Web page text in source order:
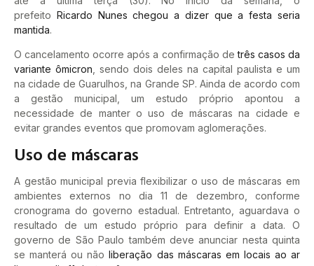
prefeito Ricardo Nunes chegou a dizer que a festa seria
mantida.
O cancelamento ocorre após a confirmação detrês casos da
variante ômicron , sendo dois deles na capital paulista e um
na cidade de Guarulhos, na Grande SP. Ainda de acordo com
a gestão municipal, um estudo próprio apontou a
necessidade de manter o uso de máscaras na cidade e
evitar grandes eventos que promovam aglomerações.
Uso de máscaras
A gestão municipal previa flexibilizar o uso de máscaras em
ambientes externos no dia 11 de dezembro, conforme
cronograma do governo estadual. Entretanto, aguardava o
resultado de um estudo próprio para definir a data. O
governo de São Paulo também deve anunciar nesta quinta
se manterá ou nãoliberação das máscaras em locais ao ar